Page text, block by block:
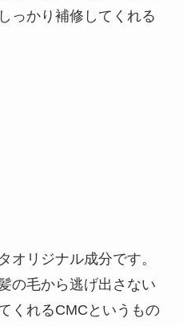
っかり補修してくれる
オリジナル成分です。
の毛から逃げ出さない
くれるCMCというもの